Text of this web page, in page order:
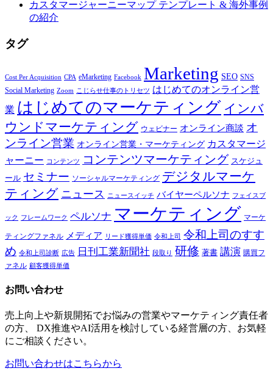
カスタマージャーニーマップ テンプレート & 海外事例
の紹介
タグ
Cost Per Acquisition CPA eMarketing Facebook Marketing SEO SNS
Social Marketing Zoom こじらせ仕事のトリセツ はじめてのオンライン営
業 はじめてのマーケティング インバ
ウンドマーケティング ウェビナー オンライン商談 オ
ンライン営業 オンライン営業・マーケティング カスタマージ
ャーニー コンテンツ コンテンツマーケティング スケジュ
ール セミナー ソーシャルマーケティング デジタルマーケ
ティング ニュース ニュースイッチ バイヤーペルソナ フェイスブ
ック フレームワーク ペルソナ マーケティング マーケ
ティングファネル メディア リード獲得単価 令和上司 令和上司のすす
め 令和上司診断 広告 日刊工業新聞社 段取り 研修 著書 講演 購買フ
ァネル 顧客獲得単価
お問い合わせ
売上向上や新規開拓でお悩みの営業やマーケティング責任者
の方、 DX推進やAI活用を検討している経営層の方、お気軽
にご相談ください。
お問い合わせはこちらから